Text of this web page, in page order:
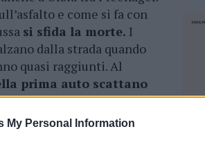
My Personal Information
e come si fa con
si sfida la morte. I
dalla strada quando
quasi raggiunti. Al
prima auto scattano
gruppi di ragazzine
in zona Baratta a